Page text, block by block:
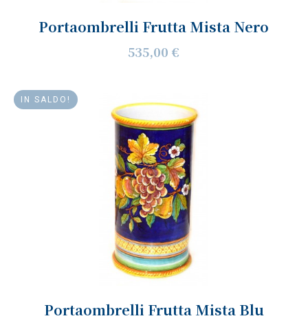
Portaombrelli Frutta Mista Nero
535,00 €
IN SALDO!
Portaombrelli Frutta Mista Blu